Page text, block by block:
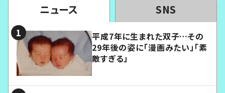
ニュース SNS
平成7年に生まれた双子…その
29年後の姿に「漫画みたい」「素
敵すぎる」